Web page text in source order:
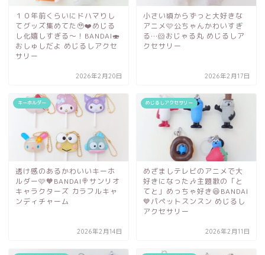
１０年前くらいにドハマりし
てグッズ集めてた🥹❤️めじる
し化嬉しすぎる～！BANDAI🍣
おしゅしだよ めじるしアクセ
サリー
2026年2月20日
小さい頃からずっと大好きな
アニメ🩷公ちゃんかわいすぎ
る…🐹おじゃる丸 めじるしア
クセサリー
2026年2月17日
キーホルダー
透け感のあるかわいいキーホ
ルダー🩷🧡BANDAI🍭サンリオ
キャラクターズ カラフルキャ
ンディチャーム
2026年2月14日
めじるしアクセサリー
めざましテレビのアニメで大
好きになった🎶主題歌の「と
てと」めっちゃ好き😆BANDAI
💙パペットスンスン めじるし
アクセサリー
2026年2月11日